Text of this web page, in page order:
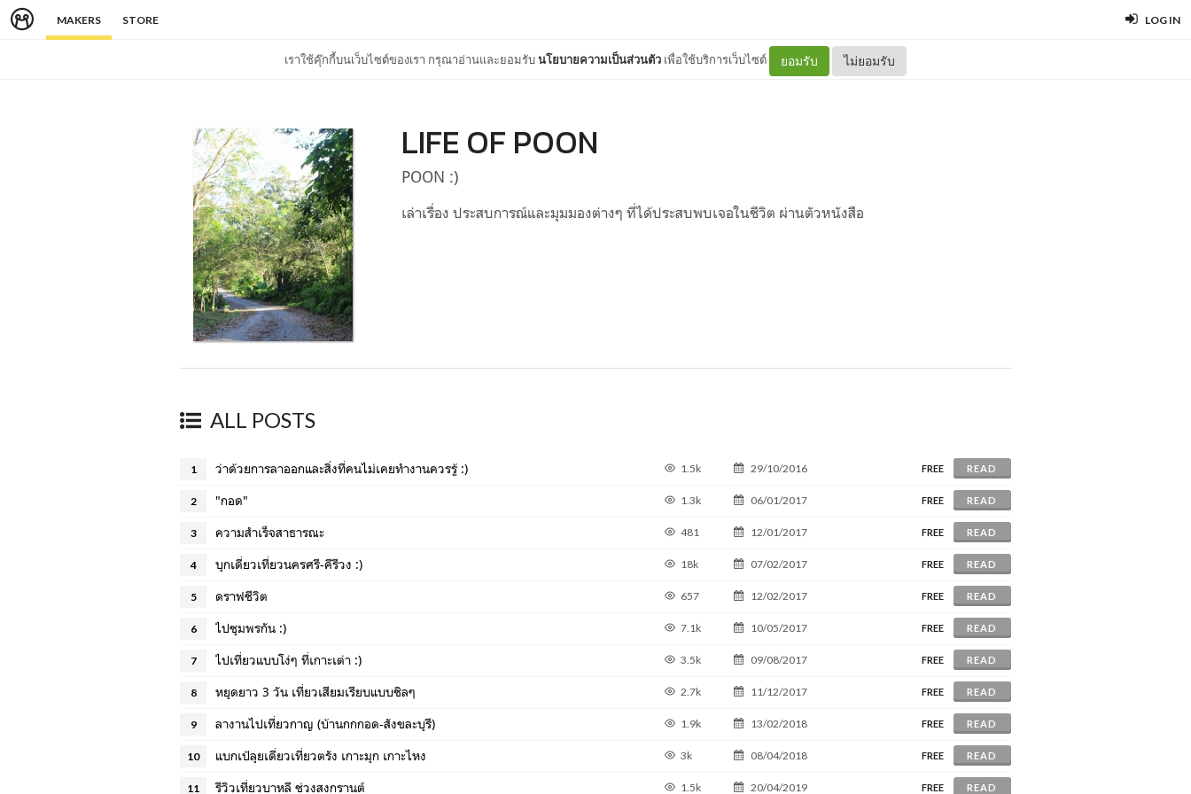
MAKERS STORE LOG IN
เราใช้คุ๊กกี้บนเว็บไซต์ของเรา กรุณาอ่านและยอมรับนโยบายความเป็นส่วนตัว เพื่อใช้บริการเว็บไซต์ ยอมรับ ไม่ยอมรับ
LIFE OF POON
POON :)
เล่าเรื่อง ประสบการณ์และมุมมองต่างๆ ที่ได้ประสบพบเจอในชีวิต ผ่านตัวหนังสือ
ALL POSTS
1 ว่าด้วยการลาออกและสิ่งที่คนไม่เคยทำงานควรรู้ :) 1.5k 29/10/2016 FREE READ
2 "กอด" 1.3k 06/01/2017 FREE READ
3 ความสำเร็จสาธารณะ 481 12/01/2017 FREE READ
4 บุกเดี่ยวเที่ยวนครศรี-คีรีวง :) 18k 07/02/2017 FREE READ
5 ดราฟชีวิต 657 12/02/2017 FREE READ
6 ไปชุมพรกัน :) 7.1k 10/05/2017 FREE READ
7 ไปเที่ยวแบบโง่ๆ ที่เกาะเต่า :) 3.5k 09/08/2017 FREE READ
8 หยุดยาว 3 วัน เที่ยวเสียมเรียบแบบชิลๆ 2.7k 11/12/2017 FREE READ
9 ลางานไปเที่ยวกาญ (บ้านกกกอด-สังขละบุรี) 1.9k 13/02/2018 FREE READ
10 แบกเป้ลุยเดี่ยวเที่ยวตรัง เกาะมุก เกาะไหง 3k 08/04/2018 FREE READ
11 รีวิวเที่ยวบาหลี ช่วงสงกรานต์ 1.5k 20/04/2019 FREE READ